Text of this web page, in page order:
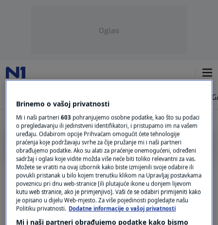
Oglas
NUMULARNA GLAVOBOLJA
Numularna glavobolja: Uzrok, simptomi i
kako se ovaj problem liječi?
ZDRAVLJE|19. stu.| 0
Brinemo o vašoj privatnosti
Mi i naši partneri603 pohranjujemo osobne podatke, kao što su podaci
o pregledavanju ili jedinstveni identifikatori, i pristupamo im na vašem
uređaju. Odabirom opcije Prihvaćam omogućit ćete tehnologije
praćenja koje podržavaju svrhe za čije pružanje mi i naši partneri
obrađujemo podatke. Ako su alati za praćenje onemogućeni, određeni
sadržaj i oglasi koje vidite možda više neće biti toliko relevantni za vas.
Možete se vratiti na ovaj izbornik kako biste izmijenili svoje odabire ili
povukli pristanak u bilo kojem trenutku klikom na Upravljaj postavkama
poveznicu pri dnu web-stranice [ili plutajuće ikone u donjem lijevom
kutu web stranice, ako je primjenjivo]. Vaši će se odabiri primijeniti kako
je opisano u dijelu Web-mjesto. Za više pojedinosti pogledajte našu
Politiku privatnosti. Dodatne informacije o vašoj privatnosti
Mi i naši partneri obrađujemo podatke kako bismo